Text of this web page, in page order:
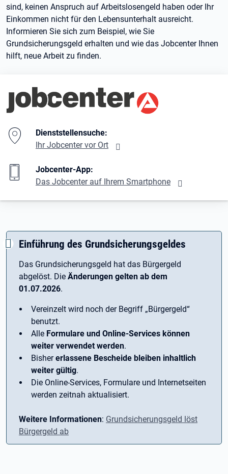
sind, keinen Anspruch auf Arbeitslosengeld haben oder Ihr
Einkommen nicht für den Lebensunterhalt ausreicht.
Informieren Sie sich zum Beispiel, wie Sie
Grundsicherungsgeld erhalten und wie das Jobcenter Ihnen
hilft, neue Arbeit zu finden.
Branding-Bereich Beschreibung
Dienststellensuche:
Ihr Jobcenter vor Ort
Jobcenter-App:
Das Jobcenter auf Ihrem Smartphone
Einführung des Grundsicherungsgeldes
Das Grundsicherungsgeld hat das Bürgergeld
abgelöst. Die Änderungen gelten ab dem
01.07.2026.
Vereinzelt wird noch der Begriff ­„Bürgergeld“
benutzt.
Alle Formulare und Online-Services können
weiter verwendet werden.
Bishererlassene Bescheide bleiben inhaltlich
weiter gültig.
Die Online-Services, Formulare und Internetseiten
werden zeitnah aktualisiert.
Weitere Informationen: Grundsicherungsgeld löst
Bürgergeld ab